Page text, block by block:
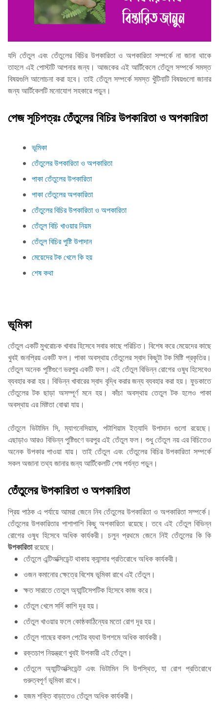
যদি তেঁতুল এবং তেঁতুলের বিচির উপকারিতা ও অপকারিতা সম্পর্কে না জানা থাকে
তাহলে এই পোস্টটি আপনার জন্য। আজকের এই আর্টিকেলে তেঁতুল সম্পর্কে সমস্ত
বিষয়গুলি আলোচনা করা হবে। তাই তেঁতুল সম্পর্কে সমস্ত খুঁটিনাটি বিষয়গুলো জানার
জন্য আর্টিকেলটি মনোযোগ সহকারে পড়ুন।
পেজ সূচিপত্রঃ তেঁতুলের বিচির উপকারিতা ও অপকারিতা
ভূমিকা
তেঁতুলের উপকারিতা ও অপকারিতা
পাকা তেঁতুলের উপকারিতা
পাকা তেঁতুলের অপকারিতা
তেঁতুলের বিচির উপকারিতা ও অপকারিতা
তেঁতুল বিচি খাওয়ার নিয়ম
তেঁতুল বিচির পুষ্টি উপাদান
মেয়েদের টক খেলে কি হয়
শেষ কথা
ভূমিকা
তেঁতুল একটি মুখরোচক খাবার হিসেবে সবার কাছে পরিচিত। বিশেষ করে মেয়েদের কাছে
খুবই জনপ্রিয় একটি ফল। পাকা অবস্থায় তেঁতুলের স্বাদ কিছুটা টক মিষ্টি প্রকৃতির।
তেঁতুল অনেক পুষ্টিগুণে ভরপুর একটি ফল। এই তেঁতুল বিভিন্ন রোগের ওষুধ হিসেবেও
ব্যবহার করা হয়। বিভিন্ন খাবারের স্বাদ বৃদ্ধি করার জন্য ব্যবহার করা হয়। ফুচকাতে
তেঁতুলের টক ছাড়া অসম্পূর্ণ মনে হয়। কাঁচা অবস্থায় তেতুল টক হলেও পাকা
অবস্থায় এর মিষ্টতা বোঝা যায়।
তেঁতুলে ভিটামিন সি, ম্যাগনেসিয়াম, পটাশিয়াম ইত্যাদি উপাদান গুলো রয়েছে।
এছাড়াও আরও বিভিন্ন পুষ্টিগুণে ভরপুর এই তেঁতুল ফল। শুধু তেঁতুল নয় এর বিচিতেও
অনেক উপকার পাওয়া যায়। তাই তেঁতুল এবং তেঁতুলের বিচির উপকারিতা সম্পর্কে
সকল অজানা তথ্য জানার জন্য আর্টিকেলটি শেষ পর্যন্ত পড়ুন।
তেঁতুলের উপকারিতা ও অপকারিতা
প্রিয় পাঠক এ পর্যায়ে আমরা জেনে নিব তেঁতুলের উপকারিতা ও অপকারিতা সম্পর্কে।
তেঁতুলের উপকারিতার পাশাপাশি কিছু অপকারিতা রয়েছে। তবে এই তেঁতুল বিভিন্ন
রোগের ওষুধ হিসেবে অধিক কার্যকরী। চলুন প্রথমে জেনে নিই তেঁতুলের কি কি
উপকারিতারয়েছে।
তেঁতুলে এন্টিঅক্সিডেন্ট থাকায় ক্যান্সার প্রতিরোধে অধিক কার্যকরী।
ওজন কমানোর ক্ষেত্রে বিশেষ ভূমিকা রাখে এই তেঁতুল।
ক্ষত সারাতে তেতুল অ্যান্টিসেপটিক হিসেবে কাজ করে।
তেঁতুল খেলে সর্দি কাশি দূর হয়।
তেঁতুল খাওয়ার ফলে কোষ্ঠকাঠিন্যের মতো রোগ দূর হয়।
তেঁতুল গাছের বাকল পেটের ব্যথা উপশমে অধিক কার্যকরী।
রক্তচাপ নিয়ন্ত্রণে খুবই উপকারী এই তেঁতুল।
তেঁতুলে অ্যান্টিঅক্সিডেন্ট এবং ভিটামিন সি উপস্থিত, যা রোগ প্রতিরোধে
গুরুত্বপূর্ণ ভূমিকা রাখে।
হজম শক্তি বাড়াতেও তেঁতুল অধিক কার্যকরী।